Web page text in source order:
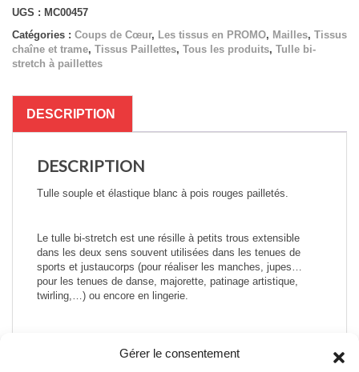
Gérer le consentement
FLOCONS
MC00457
UGS : MC00457
Catégories : Coups de Cœur, Les tissus en PROMO, Mailles, Tissus
chaîne et trame, Tissus Paillettes, Tous les produits, Tulle bi-
stretch à paillettes
DESCRIPTION
DESCRIPTION
Tulle souple et élastique blanc à pois rouges pailletés.
Le tulle bi-stretch est une résille à petits trous extensible
dans les deux sens souvent utilisées dans les tenues de
sports et justaucorps (pour réaliser les manches, jupes…
pour les tenues de danse, majorette, patinage artistique,
twirling,…) ou encore en lingerie.